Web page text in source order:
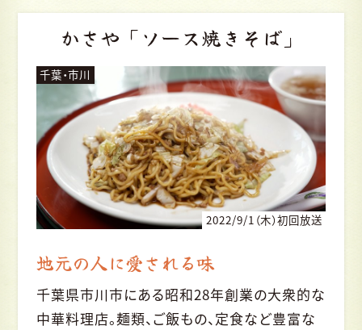
かさや 「ソース焼きそば」
千葉・市川
2022/9/1（木）初回放送
地元の人に愛される味
千葉県市川市にある昭和28年創業の大衆的な
中華料理店。麺類、ご飯もの、定食など豊富な